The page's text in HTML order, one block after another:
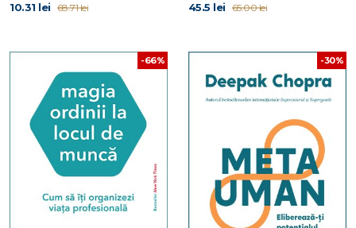
10.31 lei 68.71 lei 45.5 lei 65.00 lei
-66% -30%